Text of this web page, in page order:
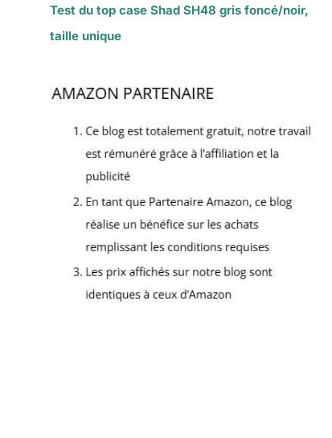
Test du top case Shad SH48 gris foncé/noir,
taille unique